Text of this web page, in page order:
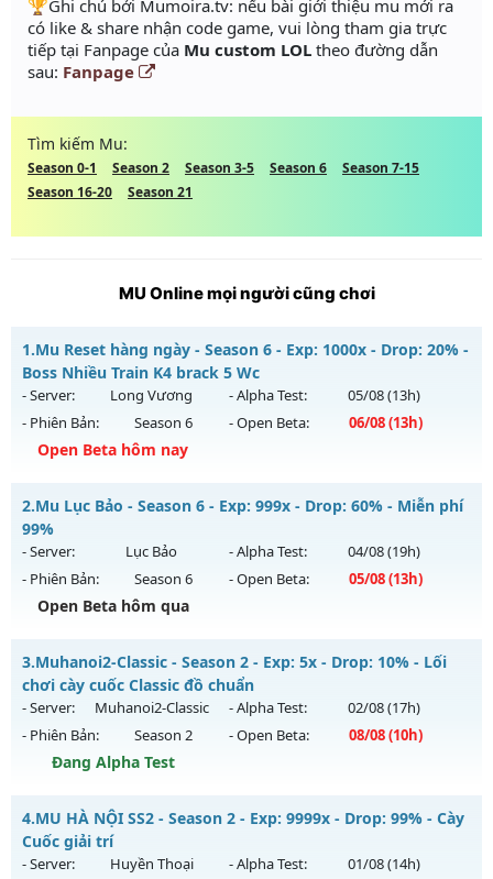
️🏆Ghi chú bởi Mumoira.tv: nếu bài giới thiệu mu mới ra
có like & share nhận code game, vui lòng tham gia trực
tiếp tại Fanpage của Mu custom LOL theo đường dẫn
sau: Fanpage
Tìm kiếm Mu:
Season 0-1 Season 2 Season 3-5 Season 6
Season 7-15
Season 16-20
Season 21
MU Online mọi người cũng chơi
1.Mu Reset hàng ngày - Season 6 - Exp: 1000x - Drop: 20% -
Boss Nhiều Train K4 brack 5 Wc
- Server: Long Vương - Alpha Test: 05/08(13h)
- Phiên Bản:
Season 6 - Open Beta: 06/08(13h)
Open Beta hôm nay
Mu Reset hàng ngày - Boss Nhiều Train K4 brack 5 Wc
Mu mới ra tháng 08 2026 - Mở máy chủ
13h ngày 06/08/2626
Exp: 1000x - Drop: 20%
Kiểu reset: Reset In Game
Antihack: GameGuard
2.Mu Lục Bảo - Season 6 - Exp: 999x - Drop: 60% - Miễn phí
99%
- Server: Lục Bảo - Alpha Test: 04/08(19h)
- Phiên Bản:
Season 6 - Open Beta: 05/08(13h)
Open Beta hôm qua
Mu Lục Bảo - Miễn phí 99%
Mu mới ra tháng 08 2026 - Mở máy chủ
ngày 05/08/2626
Exp: 999x - Drop: 60%
Kiểu reset: Non Reset
Thể loại: Mu Custom thêm đồ mới
Antihack: SharkAnti
3.Muhanoi2-Classic - Season 2 - Exp: 5x - Drop: 10% - Lối
chơi cày cuốc Classic đồ chuẩn
- Server: Muhanoi2-Classic - Alpha Test: 02/08(17h)
- Phiên Bản:
Season 2 - Open Beta: 08/08(10h)
Đang Alpha Test
Muhanoi2-Classic - Lối chơi cày cuốc Classic đồ chuẩn
Mu mới ra tháng 08 2026 - Mở máy chủ
vào 10h ngày 08/08/2626
4.MU HÀ NỘI SS2 - Season 2 - Exp: 9999x - Drop: 99% - Cày
Cuốc giải trí
- Server: Huyền Thoại - Alpha Test: 01/08(14h)